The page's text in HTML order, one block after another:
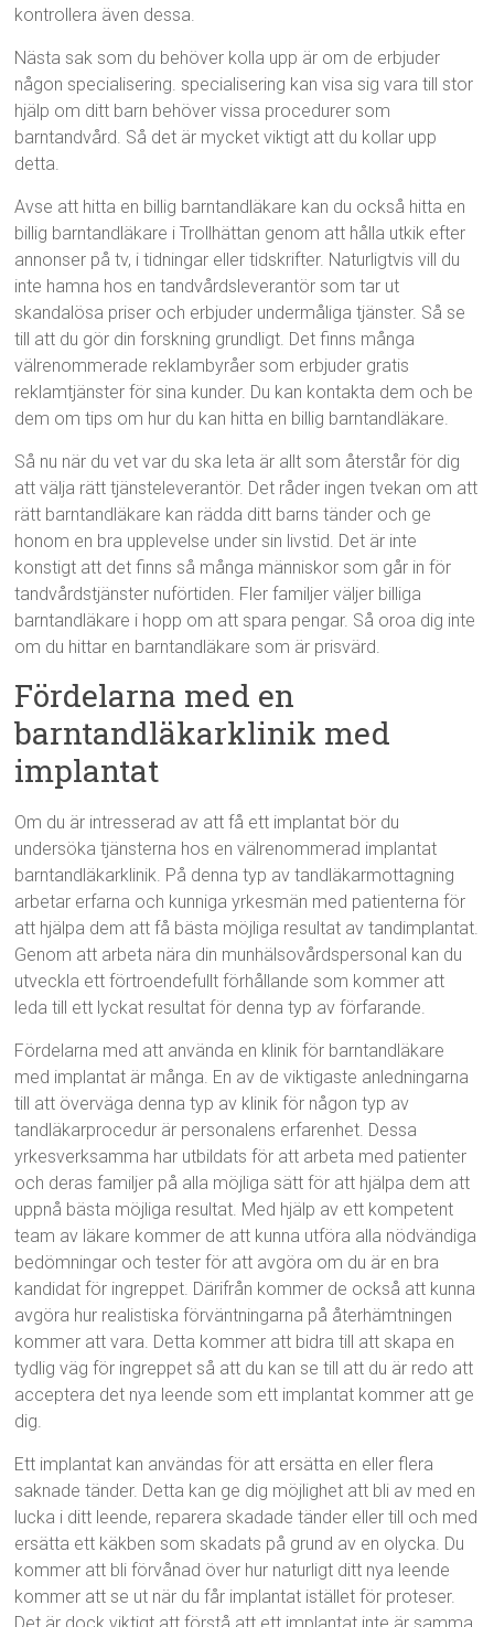
kontrollera även dessa.
Nästa sak som du behöver kolla upp är om de erbjuder
någon specialisering. specialisering kan visa sig vara till stor
hjälp om ditt barn behöver vissa procedurer som
barntandvård. Så det är mycket viktigt att du kollar upp
detta.
Avse att hitta en billig barntandläkare kan du också hitta en
billig barntandläkare i Trollhättan genom att hålla utkik efter
annonser på tv, i tidningar eller tidskrifter. Naturligtvis vill du
inte hamna hos en tandvårdsleverantör som tar ut
skandalösa priser och erbjuder undermåliga tjänster. Så se
till att du gör din forskning grundligt. Det finns många
välrenommerade reklambyråer som erbjuder gratis
reklamtjänster för sina kunder. Du kan kontakta dem och be
dem om tips om hur du kan hitta en billig barntandläkare.
Så nu när du vet var du ska leta är allt som återstår för dig
att välja rätt tjänsteleverantör. Det råder ingen tvekan om att
rätt barntandläkare kan rädda ditt barns tänder och ge
honom en bra upplevelse under sin livstid. Det är inte
konstigt att det finns så många människor som går in för
tandvårdstjänster nuförtiden. Fler familjer väljer billiga
barntandläkare i hopp om att spara pengar. Så oroa dig inte
om du hittar en barntandläkare som är prisvärd.
Fördelarna med en
barntandläkarklinik med
implantat
Om du är intresserad av att få ett implantat bör du
undersöka tjänsterna hos en välrenommerad implantat
barntandläkarklinik. På denna typ av tandläkarmottagning
arbetar erfarna och kunniga yrkesmän med patienterna för
att hjälpa dem att få bästa möjliga resultat av tandimplantat.
Genom att arbeta nära din munhälsovårdspersonal kan du
utveckla ett förtroendefullt förhållande som kommer att
leda till ett lyckat resultat för denna typ av förfarande.
Fördelarna med att använda en klinik för barntandläkare
med implantat är många. En av de viktigaste anledningarna
till att överväga denna typ av klinik för någon typ av
tandläkarprocedur är personalens erfarenhet. Dessa
yrkesverksamma har utbildats för att arbeta med patienter
och deras familjer på alla möjliga sätt för att hjälpa dem att
uppnå bästa möjliga resultat. Med hjälp av ett kompetent
team av läkare kommer de att kunna utföra alla nödvändiga
bedömningar och tester för att avgöra om du är en bra
kandidat för ingreppet. Därifrån kommer de också att kunna
avgöra hur realistiska förväntningarna på återhämtningen
kommer att vara. Detta kommer att bidra till att skapa en
tydlig väg för ingreppet så att du kan se till att du är redo att
acceptera det nya leende som ett implantat kommer att ge
dig.
Ett implantat kan användas för att ersätta en eller flera
saknade tänder. Detta kan ge dig möjlighet att bli av med en
lucka i ditt leende, reparera skadade tänder eller till och med
ersätta ett käkben som skadats på grund av en olycka. Du
kommer att bli förvånad över hur naturligt ditt nya leende
kommer att se ut när du får implantat istället för proteser.